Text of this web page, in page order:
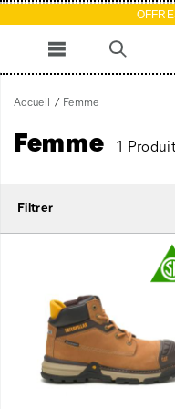
Accueil Femme
Femme 1
Filtrer
Femme